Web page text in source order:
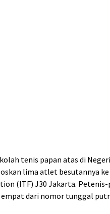
tenis papan atas di
lima atlet besutannya
(ITF) J30 Jakarta.
dari nomor tunggal